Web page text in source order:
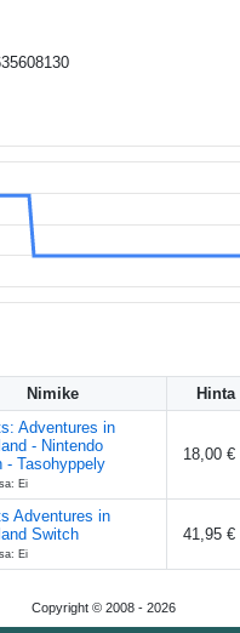
Nimike Hinta
Adventures in
- Nintendo
- Tasohyppely
Ei
18,00 €
Adventures in
Switch
Ei
41,95 €
Copyright © 2008 - 2026